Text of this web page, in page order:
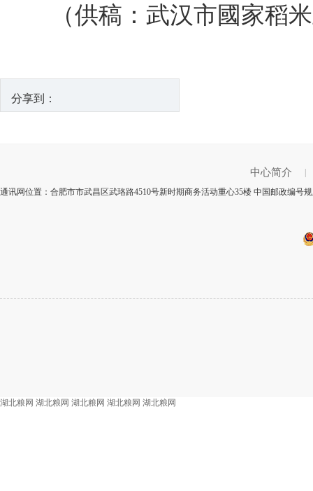
（供稿：武汉市國家稻
分享到：
中心简介
通讯网位置：合肥市市武昌区武珞路4510号新时期商务活动重心35楼 中国邮政编号
湖北粮网 湖北粮网 湖北粮网 湖北粮网 湖北粮网